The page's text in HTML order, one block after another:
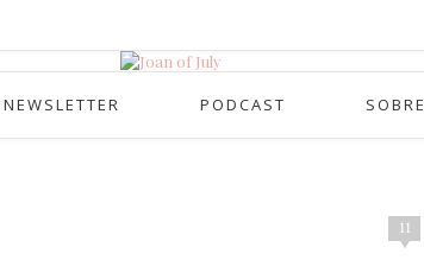
NEWSLETTER PODCAST SOBRE
11